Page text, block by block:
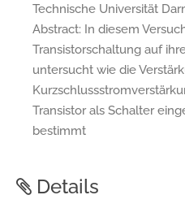
Technische Universität
Abstract: In diesem
Transistorschaltung auf
untersucht wie die
Transistor als Schalter
bestimmt
Details